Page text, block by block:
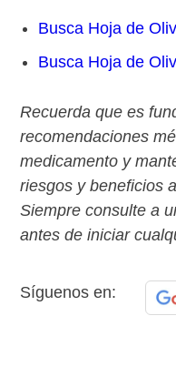
Busca Hoja de
Busca Hoja de
Recuerda que es
recomendaciones
medicamento y
riesgos y beneficios
Siempre consulte a
antes de iniciar
Síguenos en: